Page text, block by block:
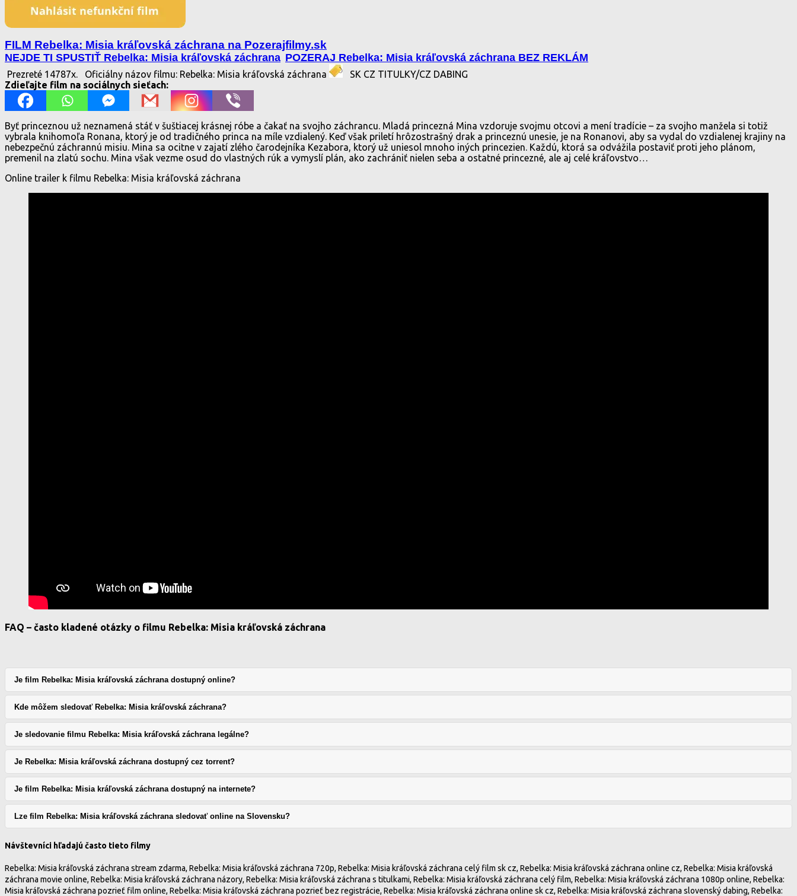
FILM Rebelka: Misia kráľovská záchrana na Pozerajfilmy.sk
NEJDE TI SPUSTIŤ Rebelka: Misia kráľovská záchrana POZERAJ Rebelka: Misia kráľovská záchrana BEZ REKLÁM
Prezreté 14787x. Oficiálny názov filmu: Rebelka: Misia kráľovská záchrana
SK CZ TITULKY/CZ DABING
Zdieľajte film na sociálnych sieťach:
Byť princeznou už neznamená stáť v šuštiacej krásnej róbe a čakať na svojho záchrancu. Mladá princezná Mina vzdoruje svojmu otcovi a mení tradície – za svojho manžela si totiž
vybrala knihomoľa Ronana, ktorý je od tradičného princa na míle vzdialený. Keď však priletí hrôzostrašný drak a princeznú unesie, je na Ronanovi, aby sa vydal do vzdialenej krajiny na
nebezpečnú záchrannú misiu. Mina sa ocitne v zajatí zlého čarodejníka Kezabora, ktorý už uniesol mnoho iných princezien. Každú, ktorá sa odvážila postaviť proti jeho plánom,
premenil na zlatú sochu. Mina však vezme osud do vlastných rúk a vymyslí plán, ako zachrániť nielen seba a ostatné princezné, ale aj celé kráľovstvo…
Online trailer k filmu Rebelka: Misia kráľovská záchrana
FAQ – často kladené otázky o filmu Rebelka: Misia kráľovská záchrana
Je film Rebelka: Misia kráľovská záchrana dostupný online?
Kde môžem sledovať Rebelka: Misia kráľovská záchrana?
Je sledovanie filmu Rebelka: Misia kráľovská záchrana legálne?
Je Rebelka: Misia kráľovská záchrana dostupný cez torrent?
Je film Rebelka: Misia kráľovská záchrana dostupný na internete?
Lze film Rebelka: Misia kráľovská záchrana sledovať online na Slovensku?
Návštevníci hľadajú často tieto filmy
Rebelka: Misia kráľovská záchrana stream zdarma, Rebelka: Misia kráľovská záchrana 720p, Rebelka: Misia kráľovská záchrana celý film sk cz, Rebelka: Misia kráľovská záchrana online cz, Rebelka: Misia kráľovská
záchrana movie online, Rebelka: Misia kráľovská záchrana názory, Rebelka: Misia kráľovská záchrana s titulkami, Rebelka: Misia kráľovská záchrana celý film, Rebelka: Misia kráľovská záchrana 1080p online, Rebelka:
Misia kráľovská záchrana pozrieť film online, Rebelka: Misia kráľovská záchrana pozrieť bez registrácie, Rebelka: Misia kráľovská záchrana online sk cz, Rebelka: Misia kráľovská záchrana slovenský dabing, Rebelka: